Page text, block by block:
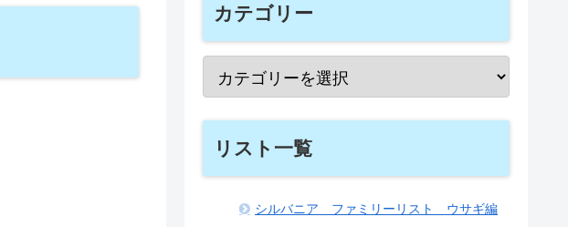
カテゴリー
リスト一覧
シルバニア ファミリーリスト ウサギ編